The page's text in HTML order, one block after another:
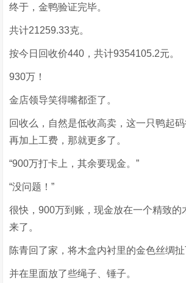
终于，金鸭验证完毕。
共计21259.33克。
按今日回收价440，共计9354105.2元。
930万！
金店领导笑得嘴都歪了。
回收么，自然是低收高卖，这一只鸭起
再加上工费，那就更多了。
“900万打卡上，其余要现金。”
“没问题！”
很快，900万到账，现金放在一个精致的
来了。
陈青回了家，将木盒内衬里的金色丝绸扯
并在里面放了些绳子、锤子。